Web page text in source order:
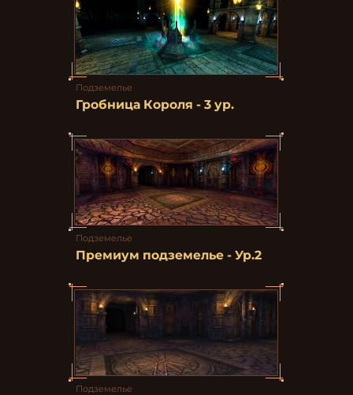
Подземелье
Гробница Короля - 3 ур.
Подземелье
Премиум подземелье - Ур.2
Подземелье